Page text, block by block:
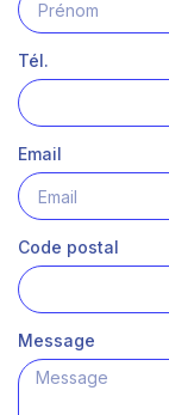
Tél.
Email
Code postal
Message